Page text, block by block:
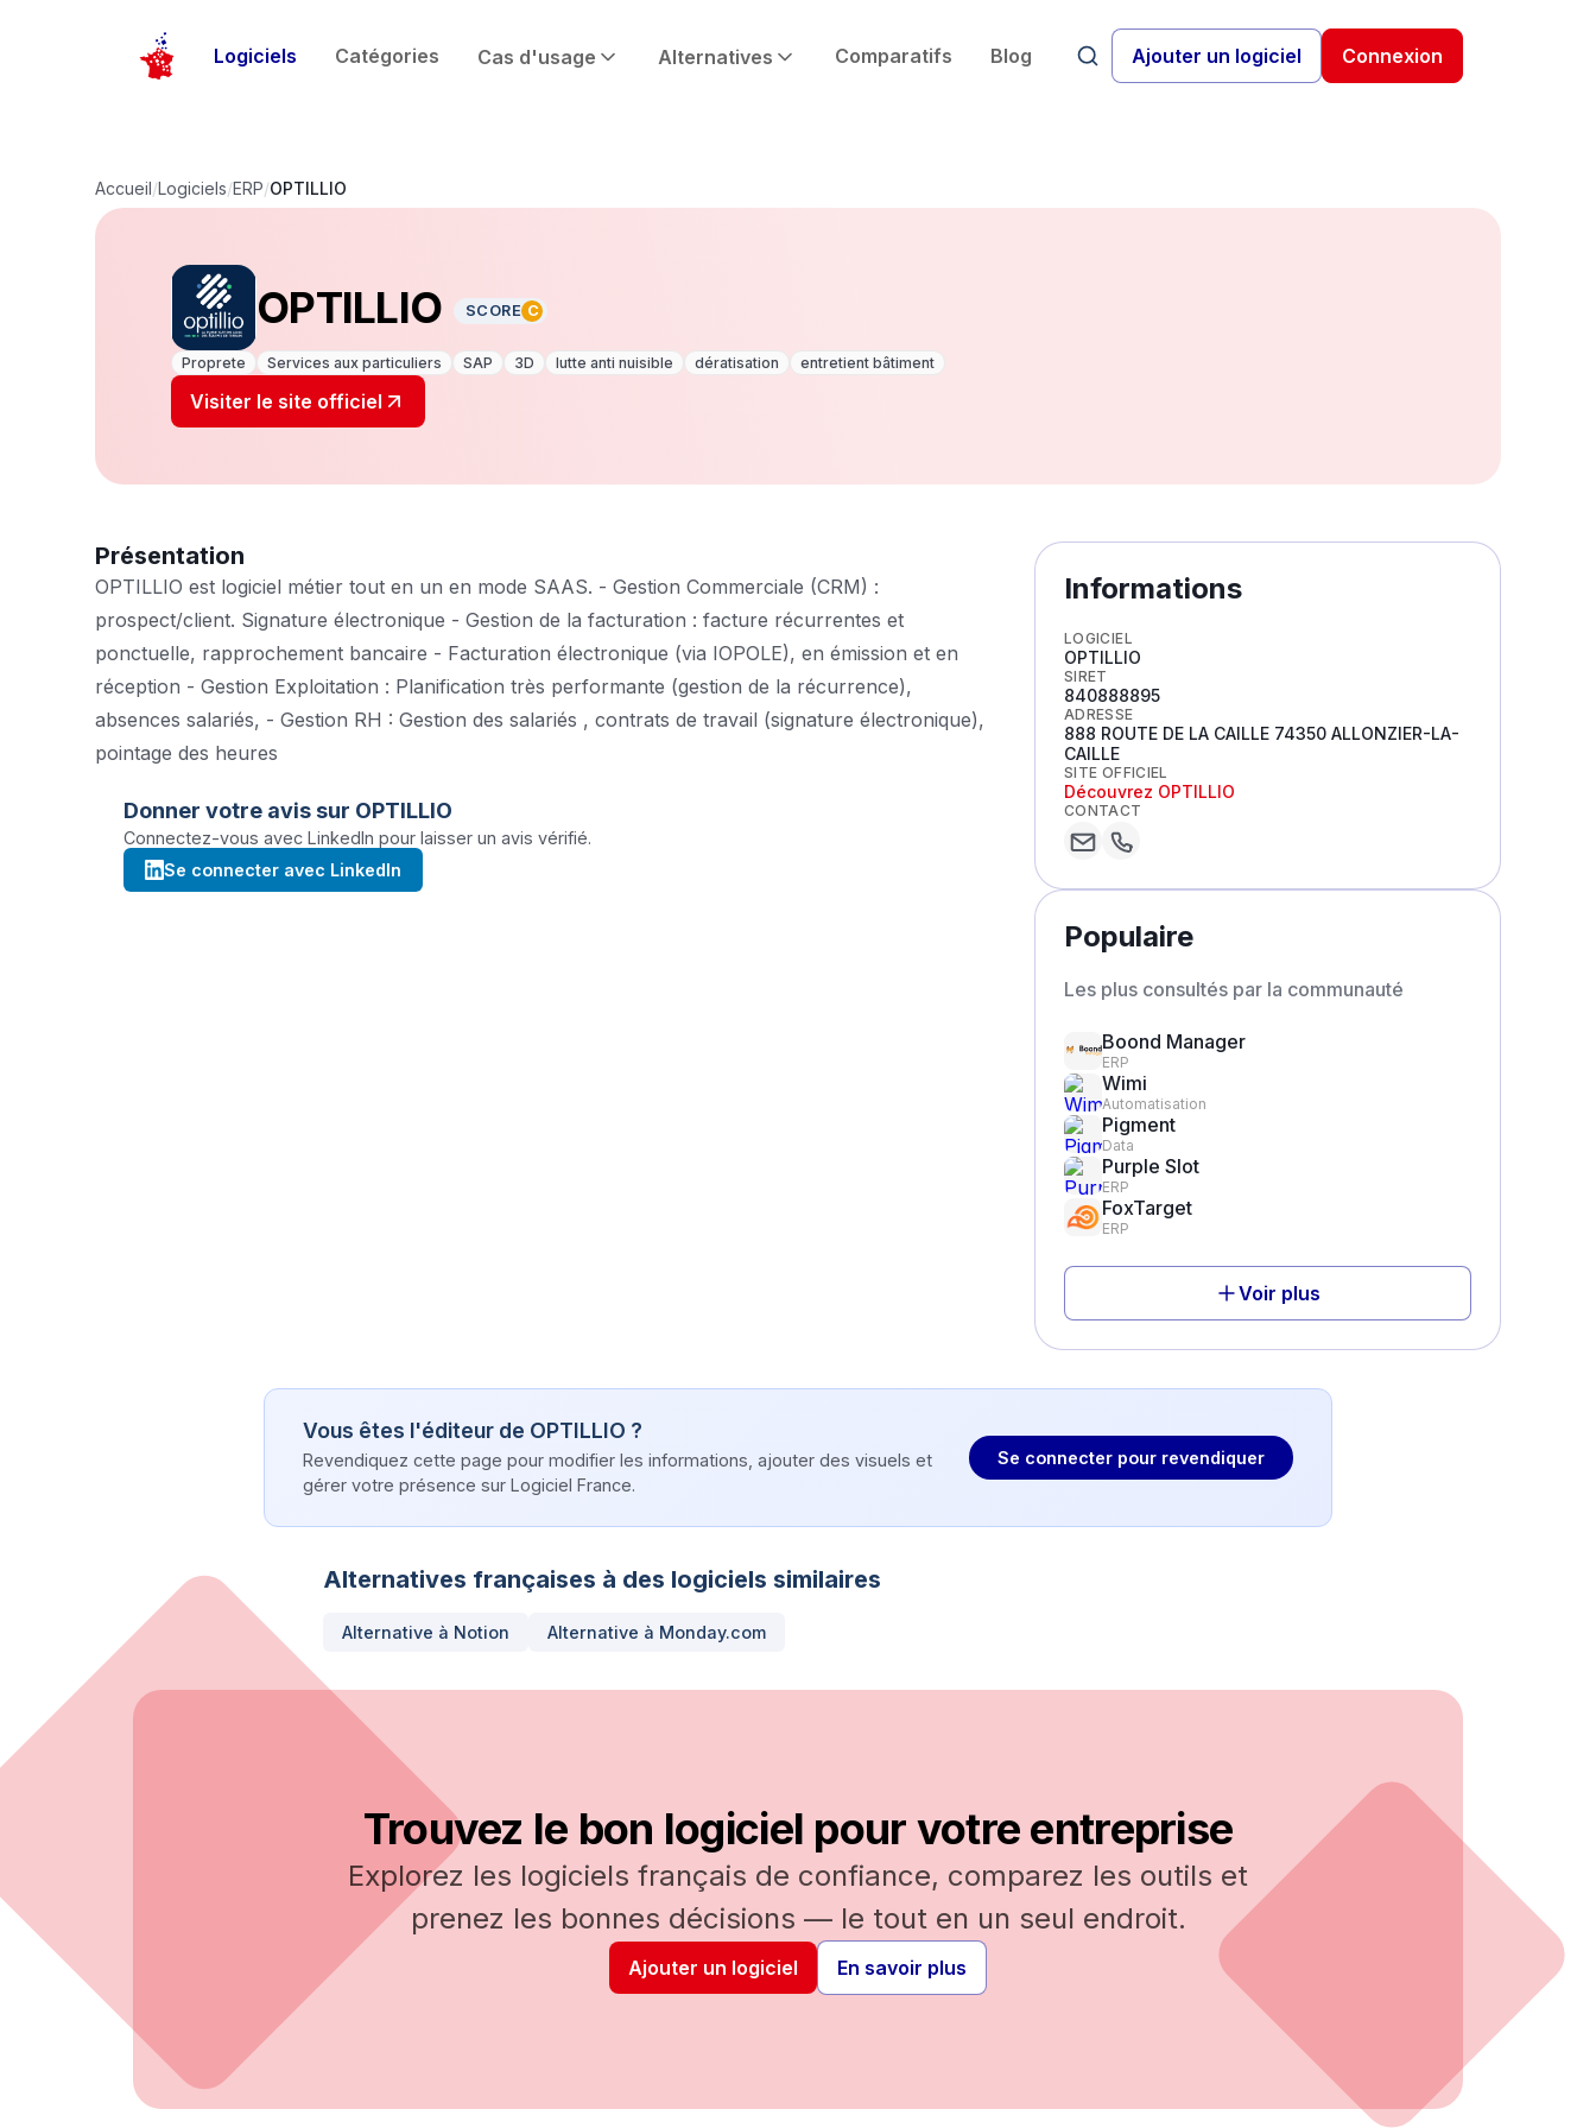
Logiciels Catégories Cas d'usage Alternatives Comparatifs Blog Ajouter un logiciel Connexion
Accueil/Logiciels/ERP/OPTILLIO
OPTILLIO SCORE C
Proprete Services aux particuliers SAP 3D lutte anti nuisible dératisation entretient bâtiment
Visiter le site officiel
Présentation
OPTILLIO est logiciel métier tout en un en mode SAAS. - Gestion Commerciale (CRM) :
prospect/client. Signature électronique - Gestion de la facturation : facture récurrentes et
ponctuelle, rapprochement bancaire - Facturation électronique (via IOPOLE), en émission et en
réception - Gestion Exploitation : Planification très performante (gestion de la récurrence),
absences salariés, - Gestion RH : Gestion des salariés , contrats de travail (signature électronique),
pointage des heures
Donner votre avis sur OPTILLIO
Connectez-vous avec LinkedIn pour laisser un avis vérifié.
Se connecter avec LinkedIn
Informations
LOGICIEL
OPTILLIO
SIRET
840888895
ADRESSE
888 ROUTE DE LA CAILLE 74350 ALLONZIER-LA-
CAILLE
SITE OFFICIEL
Découvrez OPTILLIO
CONTACT
Populaire
Les plus consultés par la communauté
Boond Manager
ERP
Wimi
Automatisation
Pigment
Data
Purple Slot
ERP
FoxTarget
ERP
Voir plus
Vous êtes l'éditeur de OPTILLIO ?
Revendiquez cette page pour modifier les informations, ajouter des visuels et
gérer votre présence sur Logiciel France.
Se connecter pour revendiquer
Alternatives françaises à des logiciels similaires
Alternative à Notion Alternative à Monday.com
Trouvez le bon logiciel pour votre entreprise
Explorez les logiciels français de confiance, comparez les outils et
prenez les bonnes décisions — le tout en un seul endroit.
Ajouter un logiciel En savoir plus